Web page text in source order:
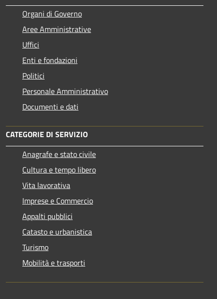
Organi di Governo
Aree Amministrative
Uffici
Enti e fondazioni
Politici
Personale Amministrativo
Documenti e dati
CATEGORIE DI SERVIZIO
Anagrafe e stato civile
Cultura e tempo libero
Vita lavorativa
Imprese e Commercio
Appalti pubblici
Catasto e urbanistica
Turismo
Mobilità e trasporti